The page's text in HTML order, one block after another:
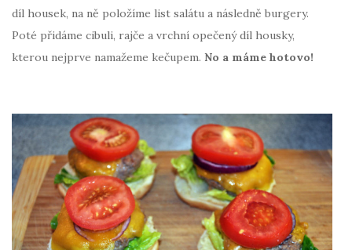
díl housek, na ně položíme list salátu a následně burgery.
Poté přidáme cibuli, rajče a vrchní opečený díl housky,
kterou nejprve namažeme kečupem. No a máme hotovo!